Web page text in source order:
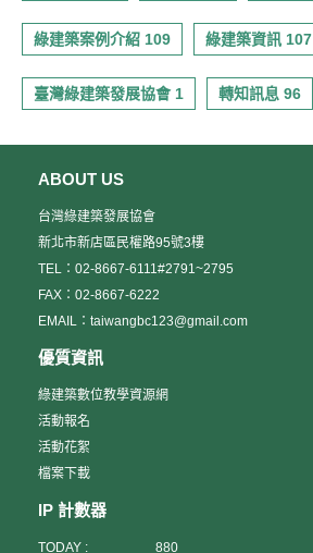
綠建築案例介紹 109 綠建築資訊 107
臺灣綠建築發展協會 1 轉知訊息 96
ABOUT US
台灣綠建築發展協會
新北市新店區民權路95號3樓
TEL：02-8667-6111#2791~2795
FAX：02-8667-6222
EMAIL：taiwangbc123@gmail.com
優質資訊
綠建築數位教學資源網
活動報名
活動花絮
檔案下載
IP 計數器
TODAY : 880